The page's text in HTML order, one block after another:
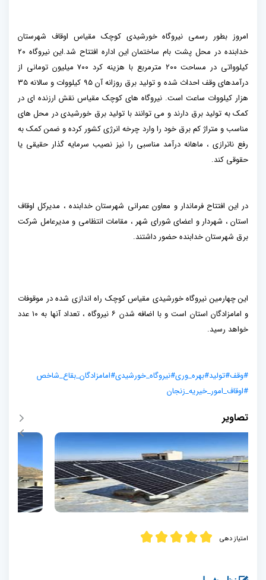
امروز بطور رسمی نیروگاه خورشیدی کوچک مقیاس اوقاف شهرستان
خدابنده در محل پشت بام ساختمان این اداره افتتاح شد.این نیروگاه ۲۰
کیلوواتی در مساحت ۲۰۰ مترمربع با هزینه کرد ۷۰۰ میلیون تومانی از
درآمدهای وقف احداث شده و تولید برق روزانه آن ۹۵ کیلووات و سالانه ۳۵
هزار کیلووات ساعت است. نیروگاه های کوچک مقیاس نقش ارزنده ای در
کمک به تولید برق دارند و می توانند با تولید برق خورشیدی در محل های
مناسب و متراژ کم برق خود را وارد چرخه انرژی کشور کرده و ضمن کمک به
رفع ناترازی ، ماهانه درآمد مناسبی را نیز نصیب سرمایه گذار حقیقی یا
حقوقی کند.
در این افتتاح فرماندار و معاون عمرانی شهرستان خدابنده ، مدیرکل اوقاف
استان ، شهردار و اعضای شورای شهر ، مقامات انتظامی و مدیرعامل شرکت
برق شهرستان خدابنده حضور داشتند.
این چهارمین نیروگاه خورشیدی مقیاس کوچک راه اندازی شده در موقوفات
و امامزادگان استان است و با اضافه شدن ۶ نیروگاه ، تعداد آنها به ۱۰ عدد
خواهد رسید.
#وقف#تولید#بهره_وری#نیروگاه_خورشیدی#امامزادگان_بقاع_شاخص
#اوقاف_امور_خیریه_زنجان
تصاویر
امتیاز دهی